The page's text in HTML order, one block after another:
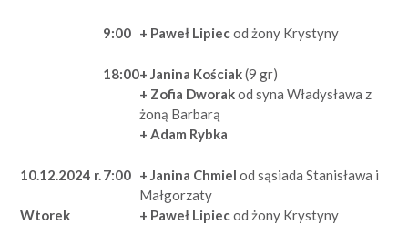
9:00 + Paweł Lipiecod żony Krystyny
18:00+ Janina Kościak(9 gr)
+ Zofia Dworakod syna Władysława z
żoną Barbarą
+ Adam Rybka
10.12.2024 r.
Wtorek
7:00 + Janina Chmiel od sąsiada Stanisława i
Małgorzaty
+ Paweł Lipiecod żony Krystyny